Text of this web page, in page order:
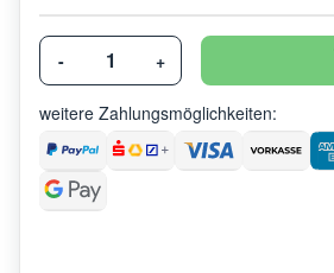
- +
weitere Zahlungsmöglichkeiten: